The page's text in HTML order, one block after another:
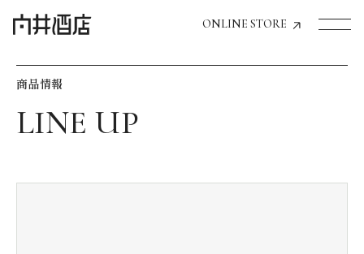
ONLINE STORE
飲食店経営のお客様
商品情報